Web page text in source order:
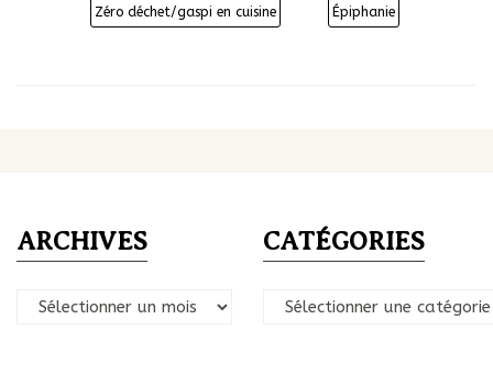
Zéro déchet/gaspi en cuisine Épiphanie
ARCHIVES
Archives
CATÉGORIES
Catégories